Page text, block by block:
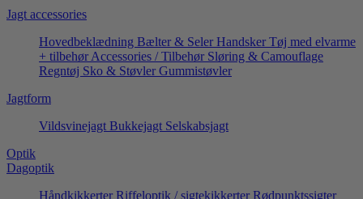
Jagt accessories
Hovedbeklædning Bælter & Seler Handsker Tøj med elvarme
+ tilbehør Accessories / Tilbehør Sløring & Camouflage
Regntøj Sko & Støvler Gummistøvler
Jagtform
Vildsvinejagt Bukkejagt Selskabsjagt
Optik
Dagoptik
Håndkikkerter Riffeloptik / sigtekikkerter Rødpunktssigter